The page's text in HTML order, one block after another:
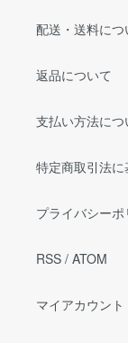
配送・送料につ
返品について
支払い方法につ
特定商取引法
プライバシーポ
RSS / ATOM
マイアカウント